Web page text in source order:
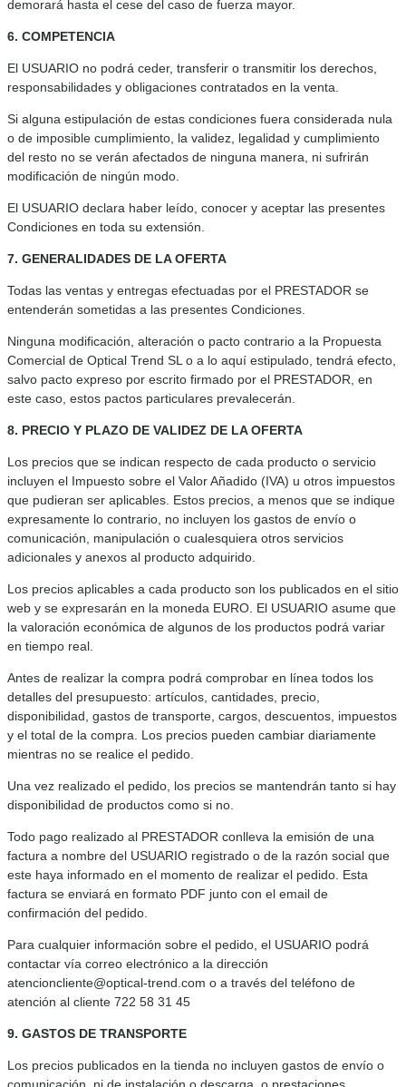
demorará hasta el cese del caso de fuerza mayor.
6. COMPETENCIA
El USUARIO no podrá ceder, transferir o transmitir los derechos,
responsabilidades y obligaciones contratados en la venta.
Si alguna estipulación de estas condiciones fuera considerada nula
o de imposible cumplimiento, la validez, legalidad y cumplimiento
del resto no se verán afectados de ninguna manera, ni sufrirán
modificación de ningún modo.
El USUARIO declara haber leído, conocer y aceptar las presentes
Condiciones en toda su extensión.
7. GENERALIDADES DE LA OFERTA
Todas las ventas y entregas efectuadas por el PRESTADOR se
entenderán sometidas a las presentes Condiciones.
Ninguna modificación, alteración o pacto contrario a la Propuesta
Comercial de Optical Trend SL o a lo aquí estipulado, tendrá efecto,
salvo pacto expreso por escrito firmado por el PRESTADOR, en
este caso, estos pactos particulares prevalecerán.
8. PRECIO Y PLAZO DE VALIDEZ DE LA OFERTA
Los precios que se indican respecto de cada producto o servicio
incluyen el Impuesto sobre el Valor Añadido (IVA) u otros impuestos
que pudieran ser aplicables. Estos precios, a menos que se indique
expresamente lo contrario, no incluyen los gastos de envío o
comunicación, manipulación o cualesquiera otros servicios
adicionales y anexos al producto adquirido.
Los precios aplicables a cada producto son los publicados en el sitio
web y se expresarán en la moneda EURO. El USUARIO asume que
la valoración económica de algunos de los productos podrá variar
en tiempo real.
Antes de realizar la compra podrá comprobar en línea todos los
detalles del presupuesto: artículos, cantidades, precio,
disponibilidad, gastos de transporte, cargos, descuentos, impuestos
y el total de la compra. Los precios pueden cambiar diariamente
mientras no se realice el pedido.
Una vez realizado el pedido, los precios se mantendrán tanto si hay
disponibilidad de productos como si no.
Todo pago realizado al PRESTADOR conlleva la emisión de una
factura a nombre del USUARIO registrado o de la razón social que
este haya informado en el momento de realizar el pedido. Esta
factura se enviará en formato PDF junto con el email de
confirmación del pedido.
Para cualquier información sobre el pedido, el USUARIO podrá
contactar vía correo electrónico a la dirección
atencioncliente@optical-trend.com o a través del teléfono de
atención al cliente 722 58 31 45
9. GASTOS DE TRANSPORTE
Los precios publicados en la tienda no incluyen gastos de envío o